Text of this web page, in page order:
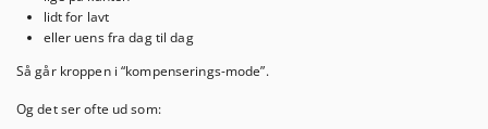
lidt for lavt
eller uens fra dag til dag
Så går kroppen i “kompenserings-mode”.
Og det ser ofte ud som: